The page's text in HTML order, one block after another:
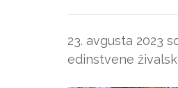
23. avgusta 2023
edinstvene